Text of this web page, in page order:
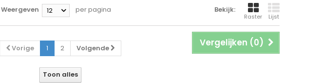
Bekijk:
Raster Lijst
Weergeven 12 per pagina
Vergelijken (0)
Vorige 1 2 Volgende
Toon alles